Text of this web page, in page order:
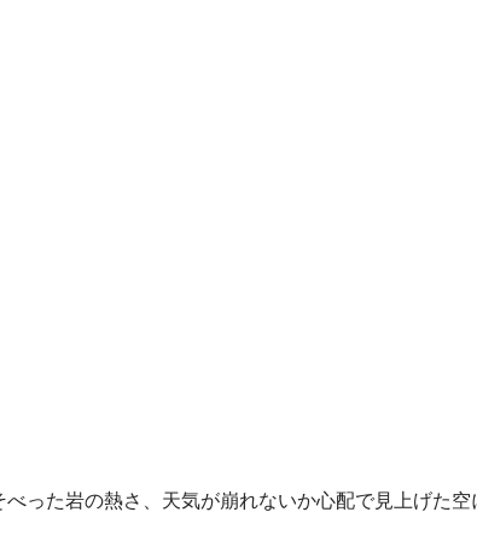
った岩の熱さ、天気が崩れないか心配で見上げた